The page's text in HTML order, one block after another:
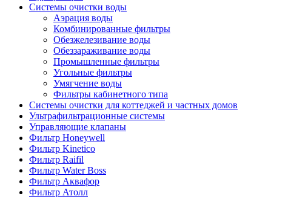
Системы очистки воды
Аэрация воды
Комбинированные фильтры
Обезжелезивание воды
Обеззараживание воды
Промышленные фильтры
Угольные фильтры
Умягчение воды
Фильтры кабинетного типа
Системы очистки для коттеджей и частных домов
Ультрафильтрационные системы
Управляющие клапаны
Фильтр Honeywell
Фильтр Kinetico
Фильтр Raifil
Фильтр Water Boss
Фильтр Аквафор
Фильтр Атолл